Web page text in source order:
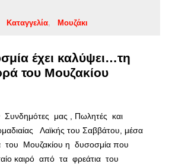
Καταγγελία Μουζάκι
έχει καλύψει…τη
του Μουζακίου
μας , Πωλητές και
Λαϊκής του Σαββάτου, μέσα
του Μουζακίου η δυσοσμία που
καιρό από τα φρεάτια του